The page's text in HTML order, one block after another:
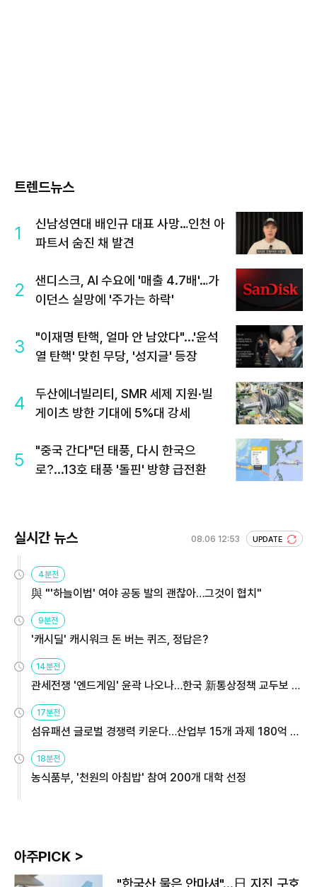
트렌드뉴스
1
신남성연대 배인규 대표 사망…인천 아
파트서 숨진 채 발견
2
샌디스크, AI 수요에 '매출 4.7배'…가
이던스 실망에 '주가는 하락'
3
"이재명 탄핵, 얼마 안 남았다"...'윤석
열 탄핵' 맞힌 무당, '성지글' 등장
4
두산에너빌리티, SMR 세제 지원·빌
게이츠 방한 기대에 5%대 강세
5
"중국 간다"던 태풍, 다시 한국으
로?...13호 태풍 '돌핀' 방향 급전환
실시간 뉴스 08.06 12:53 UPDATE
4분전
與 "'하늘이법' 여야 공동 발의 괜찮아…그것이 협치"
9분전
'캐시딜' 캐시워크 돈 버는 퀴즈, 정답은?
14분전
관세전쟁 '엔드게임' 윤곽 나오나…한국 新통상정책 교두보 활
용해야
17분전
섬유패션 글로벌 경쟁력 키운다…산업부 15개 과제 180억 지
원
18분전
농식품부, '천원의 아침밥' 참여 200개 대학 선정
아주PICK >